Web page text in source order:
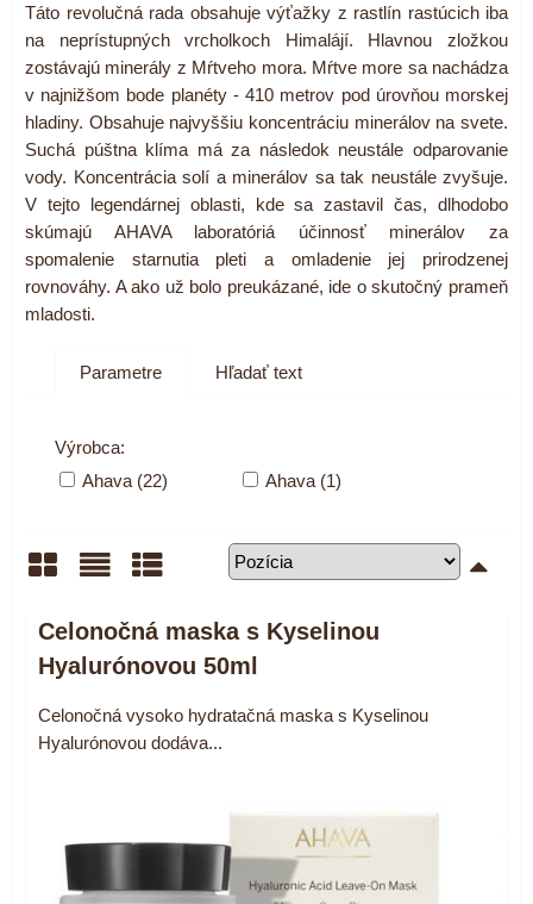
Táto revolučná rada obsahuje výťažky z rastlín rastúcich iba
na neprístupných vrcholkoch Himalájí. Hlavnou zložkou
zostávajú minerály z Mŕtveho mora. Mŕtve more sa nachádza
v najnižšom bode planéty - 410 metrov pod úrovňou morskej
hladiny. Obsahuje najvyššiu koncentráciu minerálov na svete.
Suchá púštna klíma má za následok neustále odparovanie
vody. Koncentrácia solí a minerálov sa tak neustále zvyšuje.
V tejto legendárnej oblasti, kde sa zastavil čas, dlhodobo
skúmajú AHAVA laboratóriá účinnosť minerálov za
spomalenie starnutia pleti a omladenie jej prirodzenej
rovnováhy. A ako už bolo preukázané, ide o skutočný prameň
mladosti.
Parametre Hľadať text
Výrobca:
Ahava (22)
Ahava (1)
Celonočná maska s Kyselinou
Hyalurónovou 50ml
Celonočná vysoko hydratačná maska s Kyselinou
Hyalurónovou dodáva...